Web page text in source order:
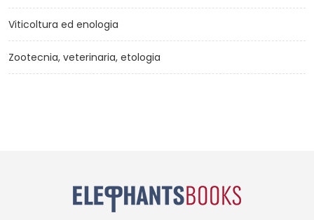
Viticoltura ed enologia
Zootecnia, veterinaria, etologia